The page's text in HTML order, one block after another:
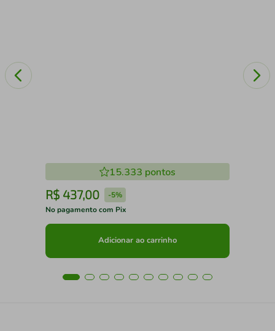
15.333 pontos
R$ 437,00 -5%
No pagamento com Pix
Adicionar ao carrinho